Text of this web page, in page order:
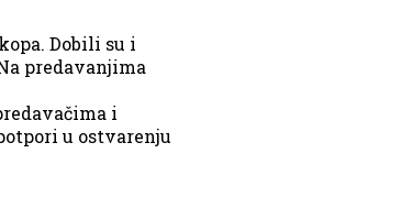
Dobili su i
predavanjima
i
u ostvarenju